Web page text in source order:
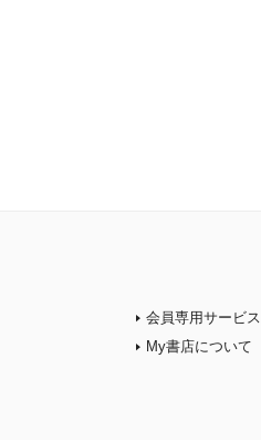
会員専用サービス
My書店について